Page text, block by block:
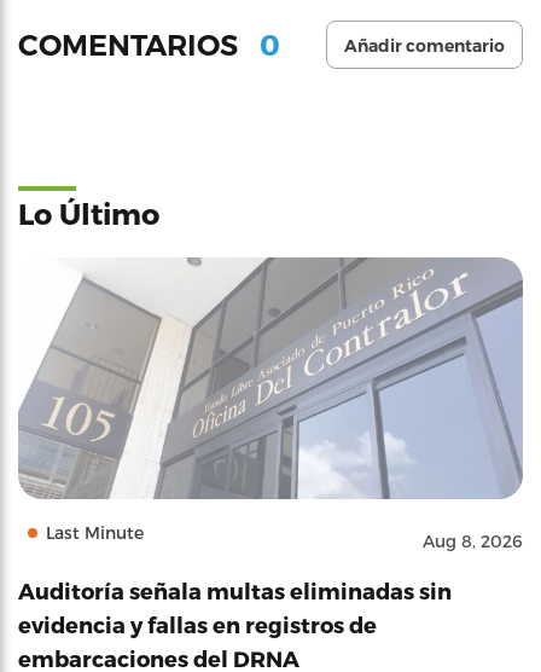
COMENTARIOS 0 Añadir comentario
Lo Último
Last Minute Aug 8, 2026
Auditoría señala multas eliminadas sin
evidencia y fallas en registros de
embarcaciones del DRNA